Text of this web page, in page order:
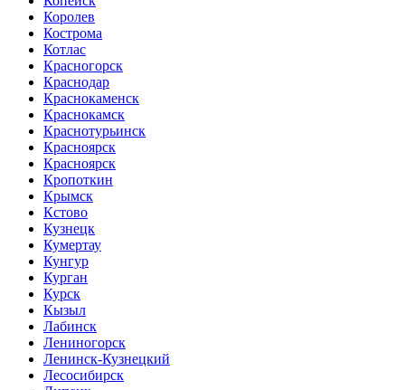
Королев
Кострома
Котлас
Красногорск
Краснодар
Краснокаменск
Краснокамск
Краснотурьинск
Красноярск
Красноярск
Кропоткин
Крымск
Кстово
Кузнецк
Кумертау
Кунгур
Курган
Курск
Кызыл
Лабинск
Лениногорск
Ленинск-Кузнецкий
Лесосибирск